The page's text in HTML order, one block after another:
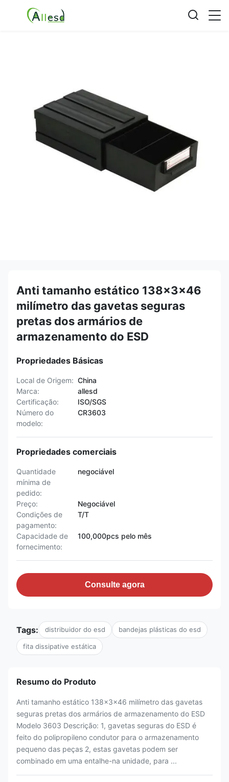
Anti tamanho estático 138x3x46
milímetro das gavetas seguras
pretas dos armários de
armazenamento do ESD
Propriedades Básicas
Local de Origem: China
Marca:
allesd
Certificação:
ISO/SGS
Número do
modelo:
CR3603
Propriedades comerciais
Quantidade
mínima de
pedido:
negociável
Preço:
Negociável
Condições de
pagamento:
T/T
Capacidade de
fornecimento:
100,000pcs pelo mês
Consulte agora
Tags: distribuidor do esd bandejas plásticas do esd
fita dissipative estática
Resumo do Produto
Anti tamanho estático 138x3x46 milímetro das gavetas
seguras pretas dos armários de armazenamento do ESD
Modelo 3603 Descrição: 1, gavetas seguras do ESD é
feito do polipropileno condutor para o armazenamento
pequeno das peças 2, estas gavetas podem ser
combinado em uma entalhe-na unidade, para ...